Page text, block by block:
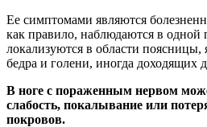
Ее симптомами являются
как правило, наблюдаются в одной
локализуются в области поясницы,
бедра и голени, иногда доходящих
В ноге с пораженным нервом
слабость, покалывание или
покровов.